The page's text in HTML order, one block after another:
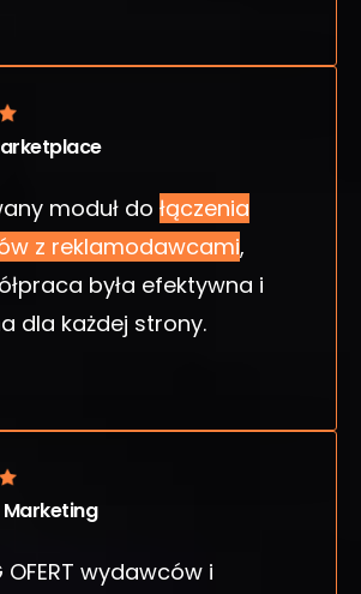
moduł do łączenia
z reklamodawcami,
była efektywna i
dla każdej strony.
OFERT wydawców i